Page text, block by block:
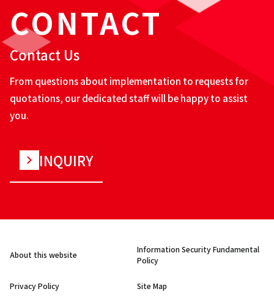
CONTACT
Contact Us
From questions about implementation to requests for
quotations, our dedicated staff will be happy to assist
you.
INQUIRY
About this website
Information Security Fundamental
Policy
Privacy Policy Site Map